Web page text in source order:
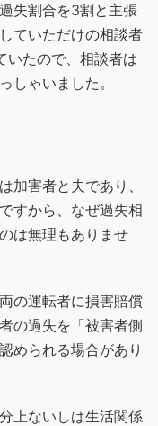
失割合を3割と主張
ていただけの相談者
いたので、相談者は
しゃいました。
加害者と夫であり、
すから、なぜ過失相
は無理もありませ
の運転者に損害賠償
の過失を「被害者側
められる場合があり
上ないしは生活関係